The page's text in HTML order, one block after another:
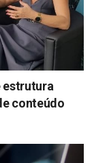
estrutura
conteúdo